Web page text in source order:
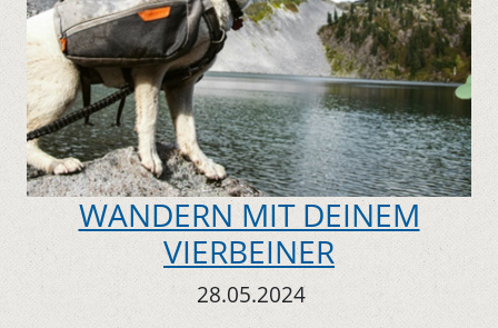
WANDERN MIT DEINEM
VIERBEINER
28.05.2024